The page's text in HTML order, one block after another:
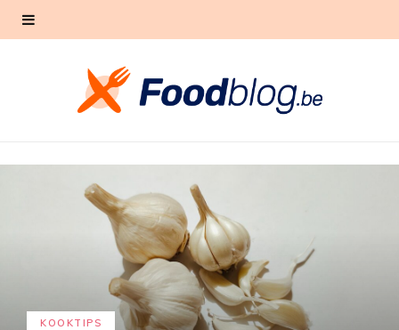
KOOKTIPS